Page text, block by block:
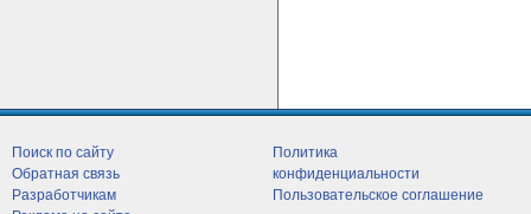
Поиск по сайту
Обратная связь
Разработчикам
Политика
конфиденциальности
Пользовательское соглашение